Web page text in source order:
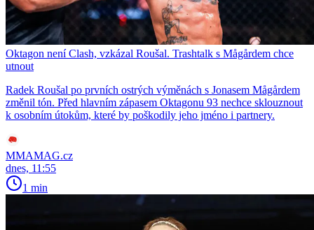
Oktagon není Clash, vzkázal Roušal. Trashtalk s Mågårdem chce
utnout
Radek Roušal po prvních ostrých výměnách s Jonasem Mågårdem
změnil tón. Před hlavním zápasem Oktagonu 93 nechce sklouznout
k osobním útokům, které by poškodily jeho jméno i partnery.
MMAMAG.cz
dnes, 11:55
1 min